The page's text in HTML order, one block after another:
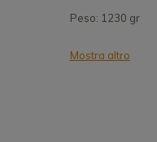
Peso: 1230 gr
Mostra altro